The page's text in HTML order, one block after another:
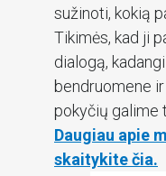
sužinoti, kokią
Tikimės, kad ji
dialogą,
bendruomene
pokyčių galime
Daugiau apie
skaitykite čia.